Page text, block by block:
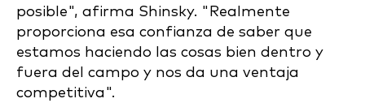
posible", afirma Shinsky. "Realmente
proporciona esa confianza de saber que
estamos haciendo las cosas bien dentro y
fuera del campo y nos da una ventaja
competitiva".